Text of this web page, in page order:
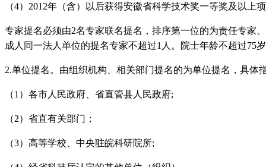
（4） 2012年（含）以后获得安徽省科学技术奖一等奖及以上
专家提名必须由2名专家联名提名，排序第一位的为责任专家
成人同一法人单位的提名专家不超过1 人。院士年龄不超过75
2.单位提名。由组织机构、相关部门提名的为单位提名，具体
（1 ）各市人民政府、省直管县人民政府;
（2）省直有关部门；
（3）高等学校、中央驻皖科研院所;